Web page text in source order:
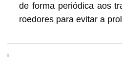
de forma periódica aos
roedores para evitar a